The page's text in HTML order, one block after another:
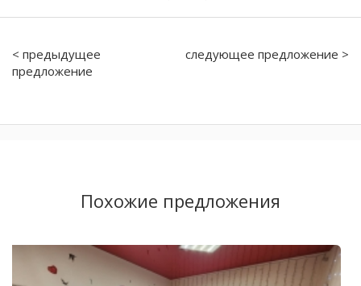
< предыдущее
предложение
следующее предложение >
Похожие предложения